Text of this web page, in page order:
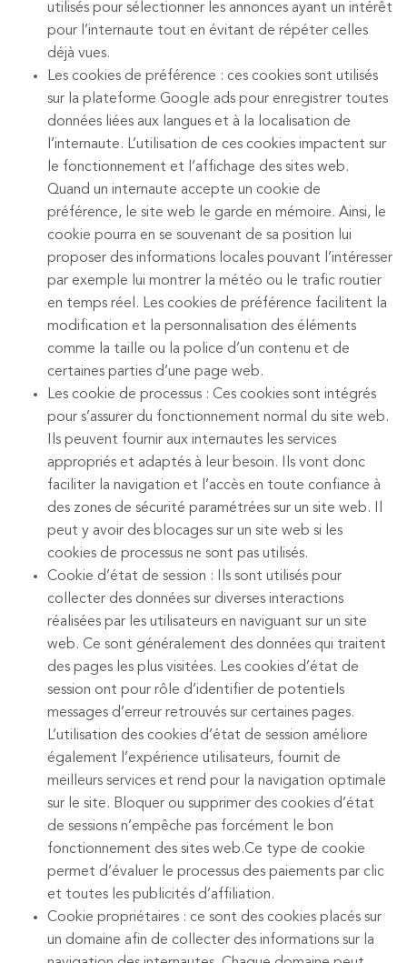
utilisés pour sélectionner les annonces ayant un intérêt
pour l’internaute tout en évitant de répéter celles
déjà vues.
Les cookies de préférence : ces cookies sont utilisés
sur la plateforme Google ads pour enregistrer toutes
données liées aux langues et à la localisation de
l’internaute. L’utilisation de ces cookies impactent sur
le fonctionnement et l’affichage des sites web.
Quand un internaute accepte un cookie de
préférence, le site web le garde en mémoire. Ainsi, le
cookie pourra en se souvenant de sa position lui
proposer des informations locales pouvant l’intéresser
par exemple lui montrer la météo ou le trafic routier
en temps réel. Les cookies de préférence facilitent la
modification et la personnalisation des éléments
comme la taille ou la police d’un contenu et de
certaines parties d’une page web.
Les cookie de processus : Ces cookies sont intégrés
pour s’assurer du fonctionnement normal du site web.
Ils peuvent fournir aux internautes les services
appropriés et adaptés à leur besoin. Ils vont donc
faciliter la navigation et l’accès en toute confiance à
des zones de sécurité paramétrées sur un site web. Il
peut y avoir des blocages sur un site web si les
cookies de processus ne sont pas utilisés.
Cookie d’état de session : Ils sont utilisés pour
collecter des données sur diverses interactions
réalisées par les utilisateurs en naviguant sur un site
web. Ce sont généralement des données qui traitent
des pages les plus visitées. Les cookies d’état de
session ont pour rôle d’identifier de potentiels
messages d’erreur retrouvés sur certaines pages.
L’utilisation des cookies d’état de session améliore
également l’expérience utilisateurs, fournit de
meilleurs services et rend pour la navigation optimale
sur le site. Bloquer ou supprimer des cookies d’état
de sessions n’empêche pas forcément le bon
fonctionnement des sites web.Ce type de cookie
permet d’évaluer le processus des paiements par clic
et toutes les publicités d’affiliation.
Cookie propriétaires : ce sont des cookies placés sur
un domaine afin de collecter des informations sur la